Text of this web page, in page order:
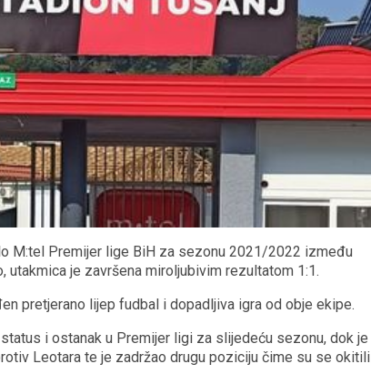
M:tel Premijer lige BiH za sezonu 2021/2022 između
utakmica je završena miroljubivim rezultatom 1:1.
pretjerano lijep fudbal i dopadljiva igra od obje ekipe.
i ostanak u Premijer ligi za slijedeću sezonu, dok je
Leotara te je zadržao drugu poziciju čime su se okitili